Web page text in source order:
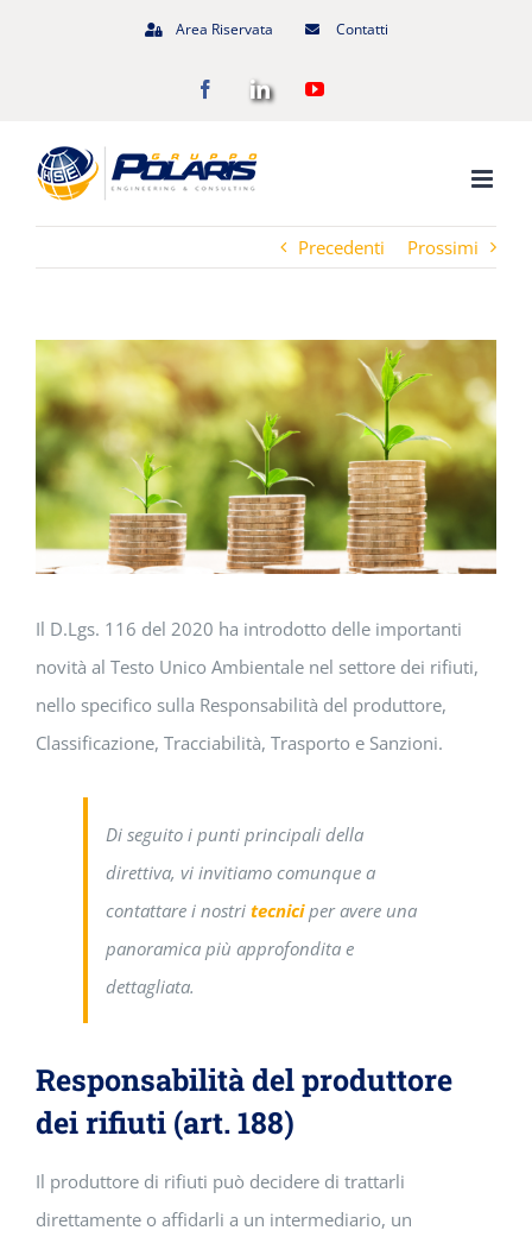
Area Riservata Contatti
FacebookLinkedInYouTube
Precedenti Prossimi
Il D.Lgs. 116 del 2020 ha introdotto delle importanti
novità al Testo Unico Ambientale nel settore dei rifiuti,
nello specifico sulla Responsabilità del produttore,
Classificazione, Tracciabilità, Trasporto e Sanzioni.
Di seguito i punti principali della
direttiva, vi invitiamo comunque a
contattare i nostri tecniciper avere una
panoramica più approfondita e
dettagliata.
Responsabilità del produttore
dei rifiuti (art. 188)
Il produttore di rifiuti può decidere di trattarli
direttamente o affidarli a un intermediario, un